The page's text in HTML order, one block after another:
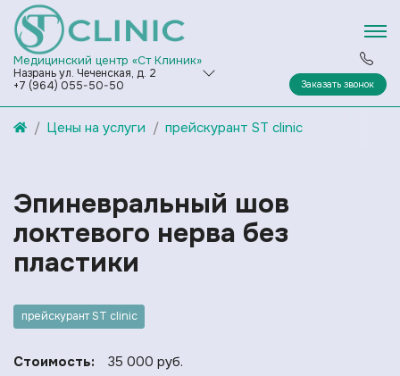
Медицинский центр «Ст Клиник»
Назрань ул. Чеченская, д. 2
+7 (964) 055-50-50
Заказать звонок
Цены на услуги прейскурант ST clinic
Эпиневральный шов
локтевого нерва без
пластики
прейскурант ST clinic
Стоимость: 35 000 руб.